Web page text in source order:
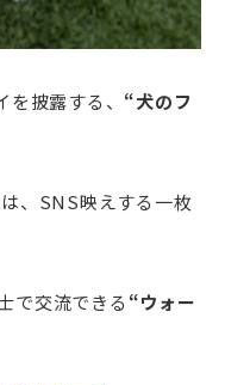
披露する、 “犬のフ
、SNS映えする一枚
で交流できる “ウォー